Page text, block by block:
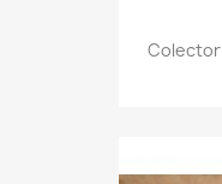
Colector